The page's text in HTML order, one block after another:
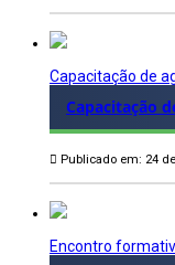
Capacitação de
Capacitação
Publicado em: 24
Encontro